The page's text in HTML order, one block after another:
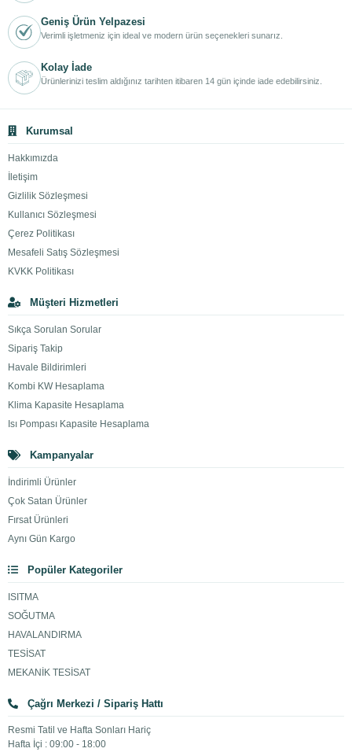
Geniş Ürün Yelpazesi
Verimli işletmeniz için ideal ve modern ürün seçenekleri sunarız.
Kolay İade
Ürünlerinizi teslim aldığınız tarihten itibaren 14 gün içinde iade edebilirsiniz.
Kurumsal
Hakkımızda
İletişim
Gizlilik Sözleşmesi
Kullanıcı Sözleşmesi
Çerez Politikası
Mesafeli Satış Sözleşmesi
KVKK Politikası
Müşteri Hizmetleri
Sıkça Sorulan Sorular
Sipariş Takip
Havale Bildirimleri
Kombi KW Hesaplama
Klima Kapasite Hesaplama
Isı Pompası Kapasite Hesaplama
Kampanyalar
İndirimli Ürünler
Çok Satan Ürünler
Fırsat Ürünleri
Aynı Gün Kargo
Popüler Kategoriler
ISITMA
SOĞUTMA
HAVALANDIRMA
TESİSAT
MEKANİK TESİSAT
Çağrı Merkezi / Sipariş Hattı
Resmi Tatil ve Hafta Sonları Hariç
Hafta İçi : 09:00 - 18:00